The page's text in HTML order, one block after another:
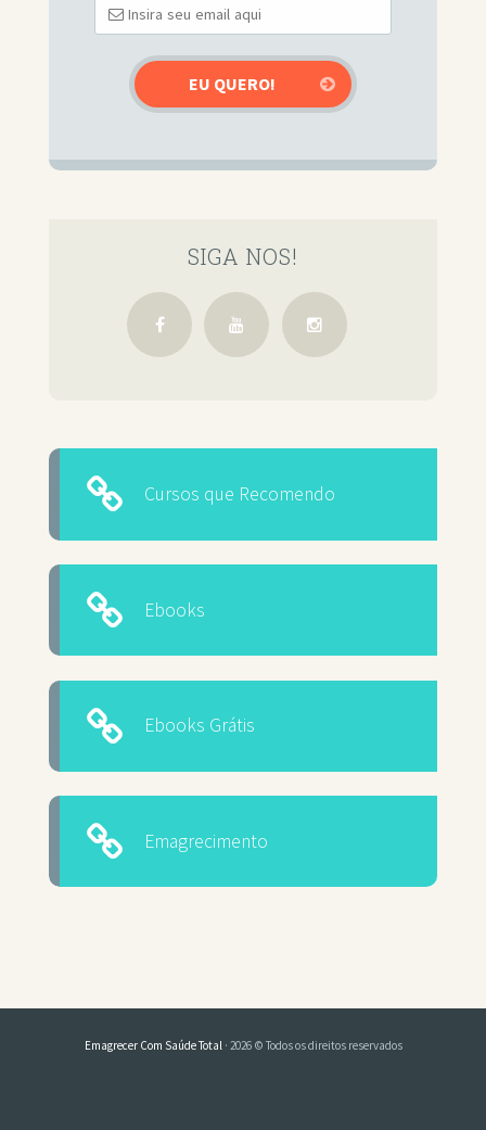
SIGA NOS!
Cursos que Recomendo
Ebooks
Ebooks Grátis
Emagrecimento
Emagrecer Com Saúde Total · 2026 © Todos os direitos reservados